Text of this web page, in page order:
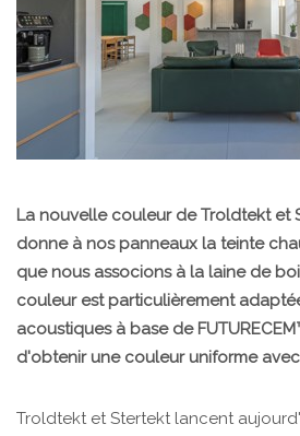
La nouvelle couleur de Troldtekt et
donne à nos panneaux la teinte
que nous associons à la laine de
couleur est particulièrement
acoustiques à base de
d'obtenir une couleur uniforme
Troldtekt et Stertekt lancent